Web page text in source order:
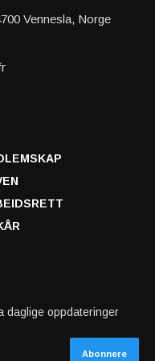
Vennesla, Norge
daglige oppdateringer